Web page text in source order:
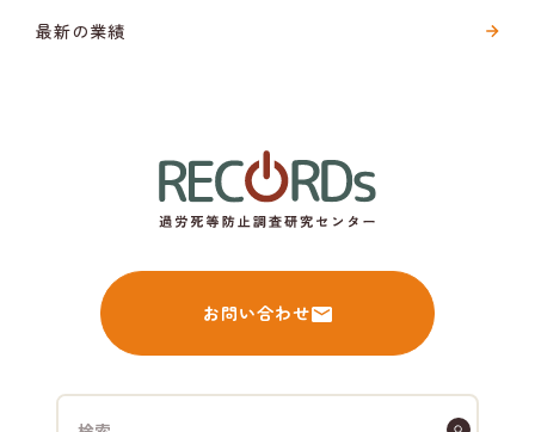
最新の業績
お問い合わせ